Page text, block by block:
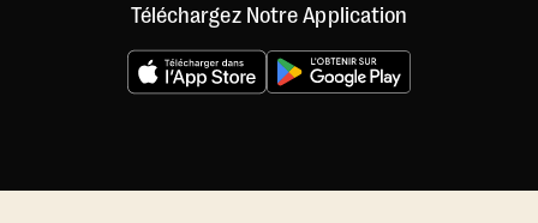
Téléchargez Notre Application